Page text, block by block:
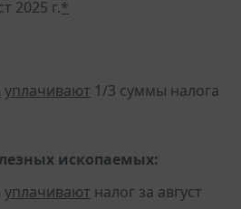
2025 г.*
уплачивают 1/3 суммы налога
ископаемых:
уплачивают налог за август